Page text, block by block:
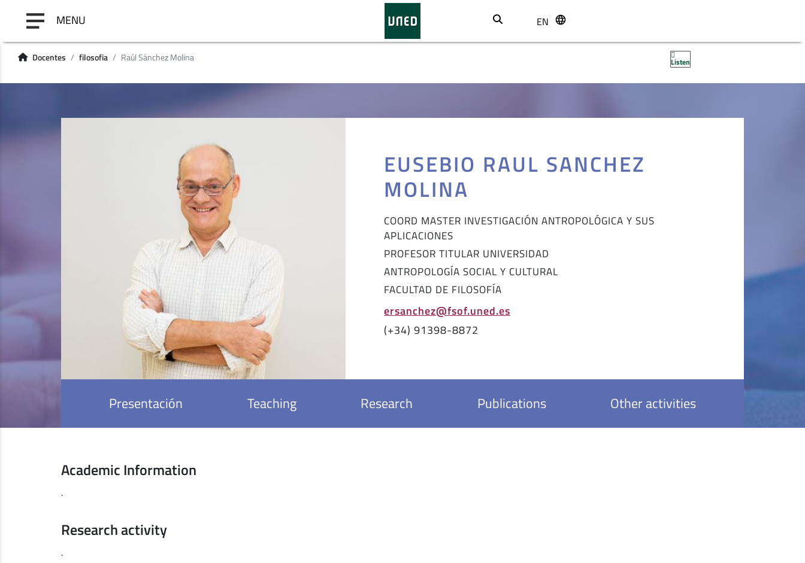
MENU BuscarEN
Docentes filosofia Raúl Sánchez Molina Listen
Presentación Teaching Research Publications Other activities
EUSEBIO RAUL SANCHEZ
MOLINA
COORD MASTER INVESTIGACIÓN ANTROPOLÓGICA Y SUS
APLICACIONES
PROFESOR TITULAR UNIVERSIDAD
ANTROPOLOGÍA SOCIAL Y CULTURAL
FACULTAD DE FILOSOFÍA
ersanchez@fsof.uned.es
(+34) 91398-8872
Academic Information
.
Research activity
.